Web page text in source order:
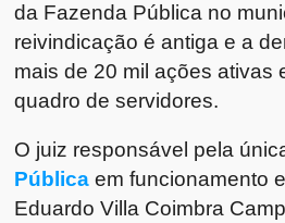
da Fazenda Pública no
reivindicação é antiga e a
mais de 20 mil ações ativas
quadro de servidores.
O juiz responsável pela
Pública em funcionamento
Eduardo Villa Coimbra